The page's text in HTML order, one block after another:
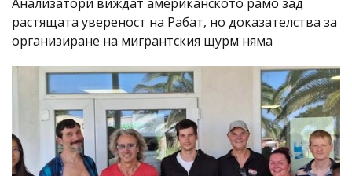
растящата увереност на Рабат, но доказателства за
организиране на мигрантския щурм няма